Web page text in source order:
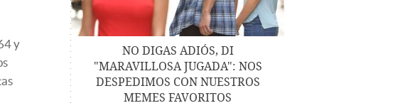
y
NO DIGAS ADIÓS, DI
"MARAVILLOSA JUGADA": NOS
DESPEDIMOS CON NUESTROS
MEMES FAVORITOS